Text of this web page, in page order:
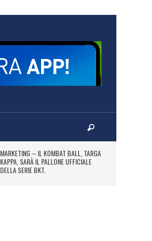
MARKETING – IL KOMBAT BALL, TARGATO
KAPPA, SARÀ IL PALLONE UFFICIALE
DELLA SERIE BKT.